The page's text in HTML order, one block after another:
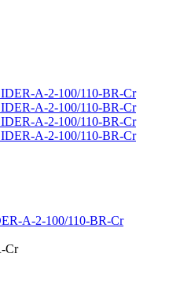
A-2-100/110-BR-Cr
Cr